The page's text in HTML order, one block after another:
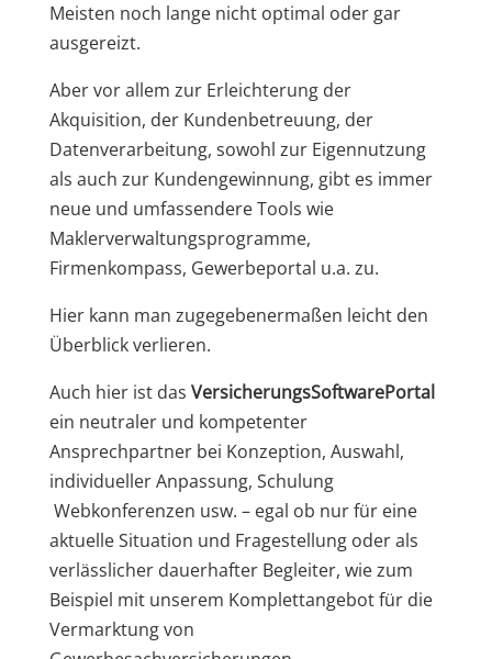
Meisten noch lange nicht optimal oder gar
ausgereizt.
Aber vor allem zur Erleichterung der
Akquisition, der Kundenbetreuung, der
Datenverarbeitung, sowohl zur Eigennutzung
als auch zur Kundengewinnung, gibt es immer
neue und umfassendere Tools wie
Maklerverwaltungsprogramme,
Firmenkompass, Gewerbeportal u.a. zu.
Hier kann man zugegebenermaßen leicht den
Überblick verlieren.
Auch hier ist das VersicherungsSoftwarePortal
ein neutraler und kompetenter
Ansprechpartner bei Konzeption, Auswahl,
individueller Anpassung, Schulung
Webkonferenzen usw. – egal ob nur für eine
aktuelle Situation und Fragestellung oder als
verlässlicher dauerhafter Begleiter, wie zum
Beispiel mit unserem Komplettangebot für die
Vermarktung von